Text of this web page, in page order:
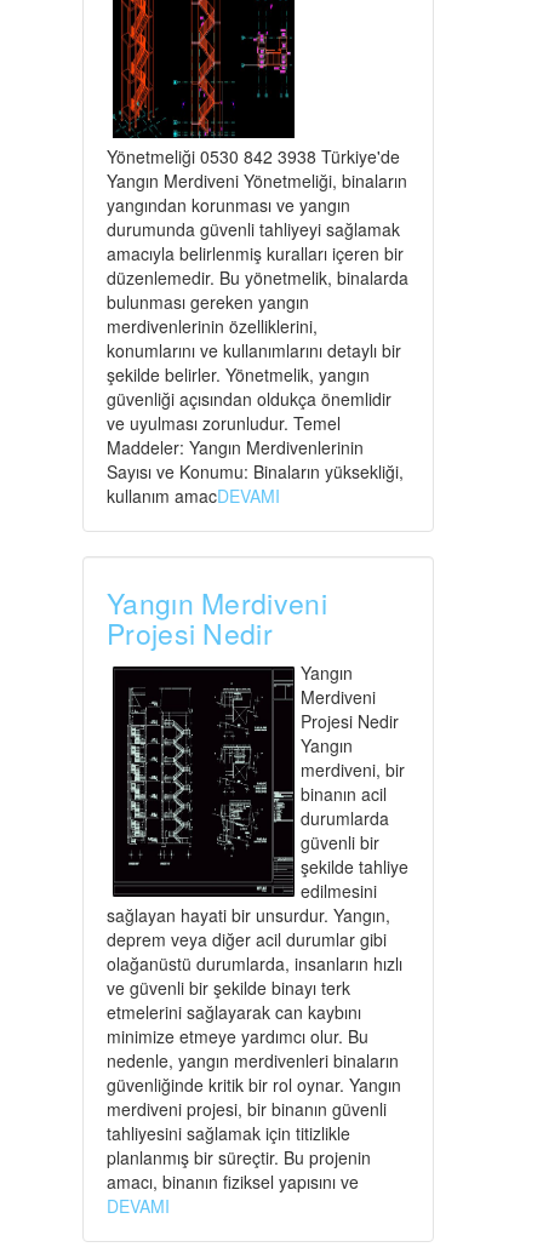
Yönetmeliği 0530 842 3938 Türkiye'de
Yangın Merdiveni Yönetmeliği, binaların
yangından korunması ve yangın
durumunda güvenli tahliyeyi sağlamak
amacıyla belirlenmiş kuralları içeren bir
düzenlemedir. Bu yönetmelik, binalarda
bulunması gereken yangın
merdivenlerinin özelliklerini,
konumlarını ve kullanımlarını detaylı bir
şekilde belirler. Yönetmelik, yangın
güvenliği açısından oldukça önemlidir
ve uyulması zorunludur. Temel
Maddeler: Yangın Merdivenlerinin
Sayısı ve Konumu: Binaların yüksekliği,
kullanım amacDEVAMI
Yangın Merdiveni
Projesi Nedir
Yangın
Merdiveni
Projesi Nedir
Yangın
merdiveni, bir
binanın acil
durumlarda
güvenli bir
şekilde tahliye
edilmesini
sağlayan hayati bir unsurdur. Yangın,
deprem veya diğer acil durumlar gibi
olağanüstü durumlarda, insanların hızlı
ve güvenli bir şekilde binayı terk
etmelerini sağlayarak can kaybını
minimize etmeye yardımcı olur. Bu
nedenle, yangın merdivenleri binaların
güvenliğinde kritik bir rol oynar. Yangın
merdiveni projesi, bir binanın güvenli
tahliyesini sağlamak için titizlikle
planlanmış bir süreçtir. Bu projenin
amacı, binanın fiziksel yapısını ve
DEVAMI